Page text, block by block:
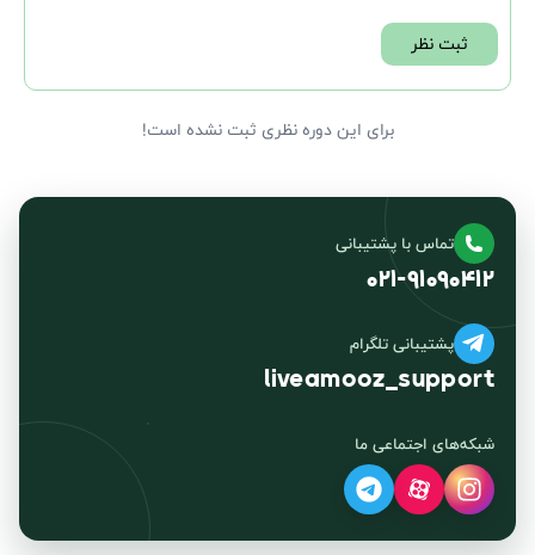
ثبت نظر
برای این دوره نظری ثبت نشده است!
تماس با پشتیبانی
۰۲۱-۹۱۰۹۰۴۱۲
پشتیبانی تلگرام
liveamooz_support
شبکه‌های اجتماعی ما